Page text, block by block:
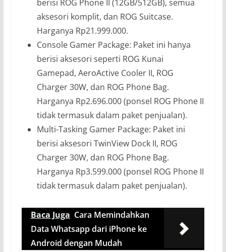
berisi ROG Phone II (12GB/512GB), semua
aksesori komplit, dan ROG Suitcase.
Harganya Rp21.999.000.
Console Gamer Package: Paket ini hanya
berisi aksesori seperti ROG Kunai
Gamepad, AeroActive Cooler II, ROG
Charger 30W, dan ROG Phone Bag.
Harganya Rp2.696.000 (ponsel ROG Phone II
tidak termasuk dalam paket penjualan).
Multi-Tasking Gamer Package: Paket ini
berisi aksesori TwinView Dock II, ROG
Charger 30W, dan ROG Phone Bag.
Harganya Rp3.599.000 (ponsel ROG Phone II
tidak termasuk dalam paket penjualan).
Baca Juga Cara Memindahkan
Data Whatsapp dari iPhone ke
Android dengan Mudah